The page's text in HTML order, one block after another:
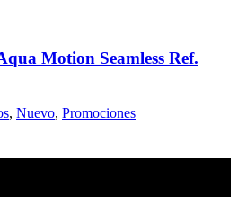
Motion Seamless Ref.
, Nuevo, Promociones